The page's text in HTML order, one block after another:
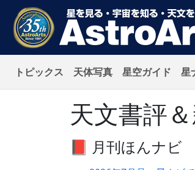
トピックス 天体写真 星空ガイド 星
天文書評
📕 月刊ほんナビ